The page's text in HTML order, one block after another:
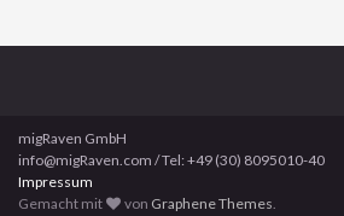
migRaven GmbH
info@migRaven.com / Tel: +49 (30) 8095010-40
Impressum
Gemacht mit
von Graphene Themes